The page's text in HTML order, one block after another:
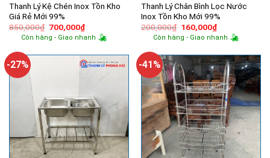
Thanh Lý Kệ Chén Inox Tồn Kho
Giá Rẻ Mới 99%
850,000₫ Giá
gốc
là:
700,000₫Giá
hiện
tại
700,000₫.
Còn hàng - Giao nhanh
Thanh Lý Chân Bình Lọc Nước
Inox Tồn Kho Mới 99%
200,000₫ Giá
gốc
là:
160,000₫Giá
hiện
tại
160,000₫.
Còn hàng - Giao nhanh
-27% -41%